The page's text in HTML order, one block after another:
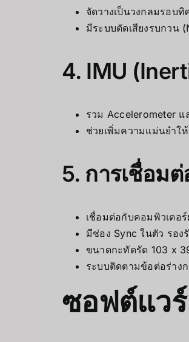
จัดวางเป็นวงกลมรอบทิ
มีระบบตัดเสียงรบกวน
4. IMU
รวม Accelerometer
ช่วยเพิ่มความแม่นยำใ
5. การเชื่อม
เชื่อมต่อกับคอมพิวเตอ
มีช่อง Sync ในตัว รอ
ขนาดกะทัดรัด 103 x
ระบบติดตามข้อต่อร่าง
ซอฟต์แวร์